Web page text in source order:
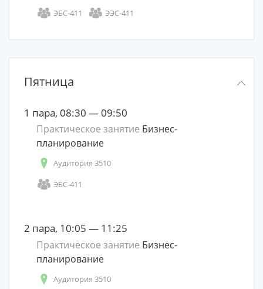
ЭБС-411
ЭЭС-411
Пятница
1 пара, 08:30 — 09:50
Практическое занятие Бизнес-
планирование
Аудитория 3510
ЭБС-411
2 пара, 10:05 — 11:25
Практическое занятие Бизнес-
планирование
Аудитория 3510